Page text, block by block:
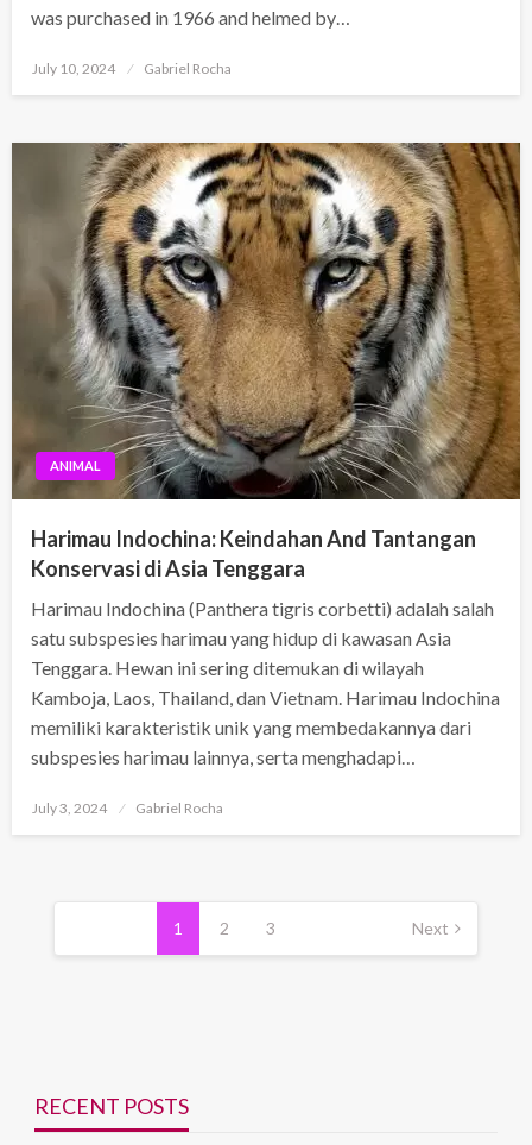
was purchased in 1966 and helmed by…
Posted
July 10, 2024 Gabriel Rocha
ANIMAL
Harimau Indochina: Keindahan And Tantangan
Konservasi di Asia Tenggara
Harimau Indochina (Panthera tigris corbetti) adalah salah
satu subspesies harimau yang hidup di kawasan Asia
Tenggara. Hewan ini sering ditemukan di wilayah
Kamboja, Laos, Thailand, dan Vietnam. Harimau Indochina
memiliki karakteristik unik yang membedakannya dari
subspesies harimau lainnya, serta menghadapi…
Posted
July 3, 2024 Gabriel Rocha
Posts
1 2 3 Next
RECENT POSTS